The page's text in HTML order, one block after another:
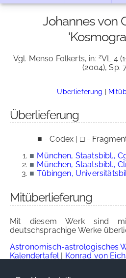
Johannes von
Vgl. Menso Folkerts, in: 2VL 4
(2004), Sp.
Überlieferung |
Überlieferung
■ = Codex | □ =
■ München, Staatsbibl.,
■ München, Staatsbibl.,
■ Tübingen,
Mitüberlieferung
Mit diesem Werk sind
deutschsprachige Werke
Astronomisch-astrologisches
Kalendertafel| Konrad von